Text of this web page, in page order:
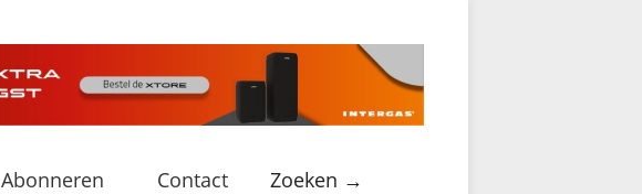
Abonneren Contact Zoeken →